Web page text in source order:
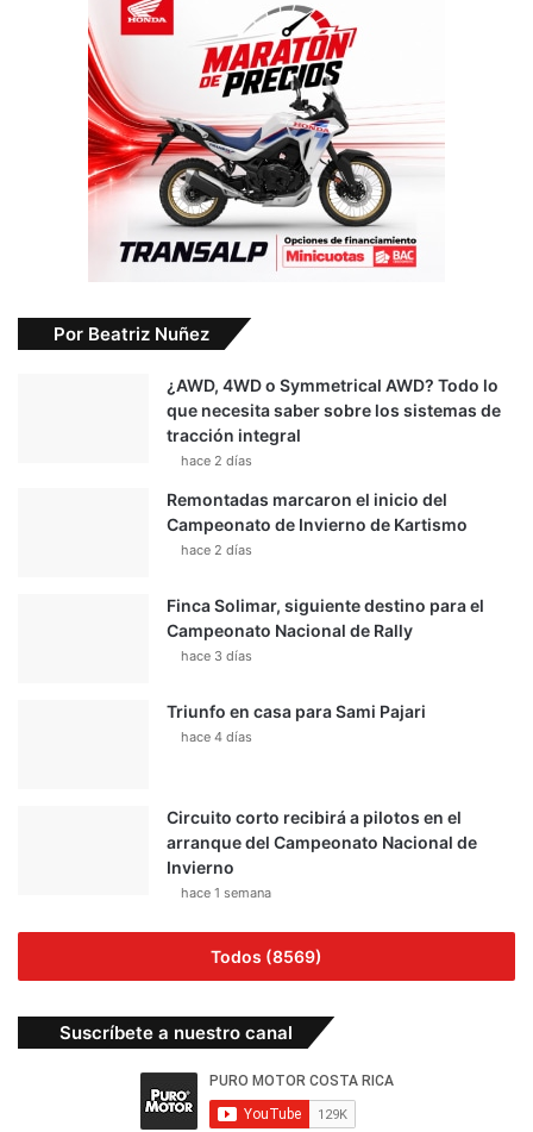
Por Beatriz Nuñez
¿AWD, 4WD o Symmetrical AWD? Todo lo
que necesita saber sobre los sistemas de
tracción integral
hace 2 días
Remontadas marcaron el inicio del
Campeonato de Invierno de Kartismo
hace 2 días
Finca Solimar, siguiente destino para el
Campeonato Nacional de Rally
hace 3 días
Triunfo en casa para Sami Pajari
hace 4 días
Circuito corto recibirá a pilotos en el
arranque del Campeonato Nacional de
Invierno
hace 1 semana
Todos (8569)
Suscríbete a nuestro canal